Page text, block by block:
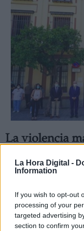
La Hora Digital -
Information
If you wish to opt-out
processing of your
targeted advertising
section to confirm
La violencia
un hombre
sus hijos en
lunes, 15 de junio de 2020
Legitimación:
Destinatarios:
link